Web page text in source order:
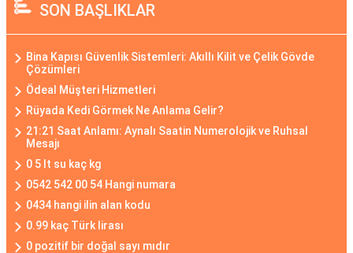
SON BAŞLIKLAR
Bina Kapısı Güvenlik Sistemleri: Akıllı Kilit ve Çelik Gövde
Çözümleri
Ödeal Müşteri Hizmetleri
Rüyada Kedi Görmek Ne Anlama Gelir?
21:21 Saat Anlamı: Aynalı Saatin Numerolojik ve Ruhsal
Mesajı
0 5 lt su kaç kg
0542 542 00 54 Hangi numara
0434 hangi ilin alan kodu
0.99 kaç Türk lirası
0 pozitif bir doğal sayı mıdır